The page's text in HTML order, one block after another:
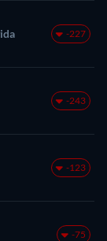
-227
-243
-123
-75